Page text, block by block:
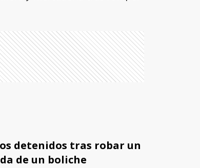
detenidos tras robar un
de un boliche